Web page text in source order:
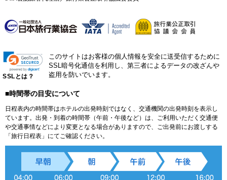
SSLとは？
このサイトはお客様の個人情報を安全に送受信するために
SSL暗号化通信を利用し、第三者によるデータの改ざんや
盗用を防いでいます。
■時間帯の目安について
日程表内の時間帯はホテルの出発時刻ではなく、交通機関の出発時刻を表示し
ています。出発・到着の時間帯（午前・午後など）は、ご利用いただく交通便
や交通事情などにより変更となる場合がありますので、ご出発前にお渡しする
「旅行日程表」にてご確認ください。